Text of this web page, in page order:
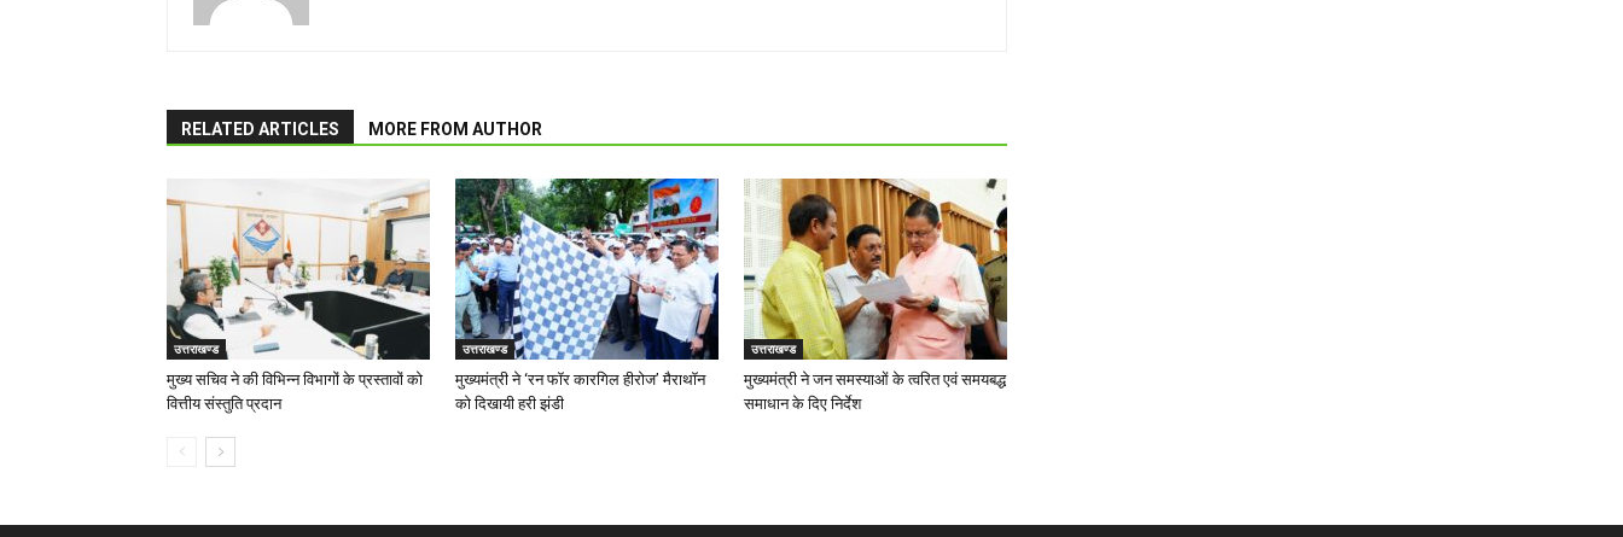
RELATED ARTICLES MORE FROM AUTHOR
उत्तराखण्ड
मुख्य सचिव ने की विभिन्न विभागों के प्रस्तावों को
वित्तीय संस्तुति प्रदान
उत्तराखण्ड
मुख्यमंत्री ने ‘रन फॉर कारगिल हीरोज’ मैराथॉन
को दिखायी हरी झंडी
उत्तराखण्ड
मुख्यमंत्री ने जन समस्याओं के त्वरित एवं समयबद्ध
समाधान के दिए निर्देश